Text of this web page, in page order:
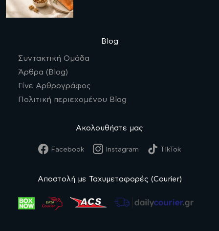
Blog
Συντακτική Ομάδα
Άρθρα (Blog)
Γίνε Αρθρογράφος
Πολιτική περιεχομένου Blog
Ακολουθήστε μας
Facebook Instagram TikTok
Αποστολή με Ταχυμεταφορές (Courier)